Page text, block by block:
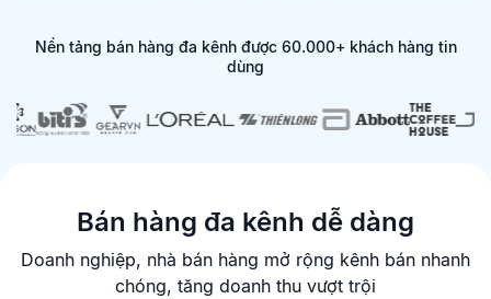
Nền tảng bán hàng đa kênh được 60.000+ khách hàng tin
dùng
Bán hàng đa kênh dễ dàng
Doanh nghiệp, nhà bán hàng mở rộng kênh bán nhanh
chóng, tăng doanh thu vượt trội